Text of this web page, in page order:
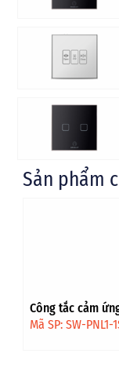
Sản phẩm
Công tắc cảm
vàng
Mã SP: SW-PNL1-